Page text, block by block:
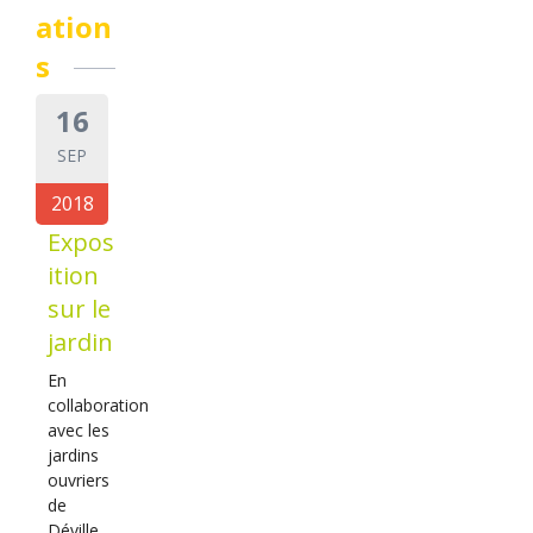
ation
s
16
SEP
2018
Expos
ition
sur le
jardin
En
collaboration
avec les
jardins
ouvriers
de